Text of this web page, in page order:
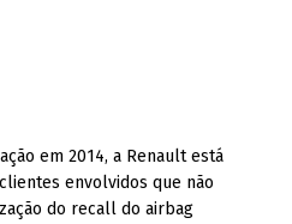
em 2014, a Renault está
envolvidos que não
do recall do airbag